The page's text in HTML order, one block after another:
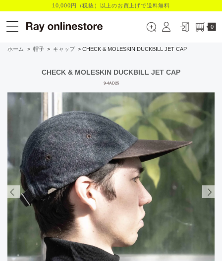
10,000円（税抜）以上のお買上げで送料無料
0
ホーム > 帽子 > キャップ > CHECK & MOLESKIN DUCKBILL JET CAP
CHECK & MOLESKIN DUCKBILL JET CAP
9-4AD25